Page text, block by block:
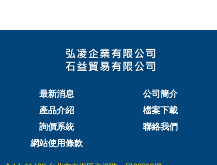
最新消息
公司簡介
產品介紹
檔案下載
詢價系統
聯絡我們
網站使用條款